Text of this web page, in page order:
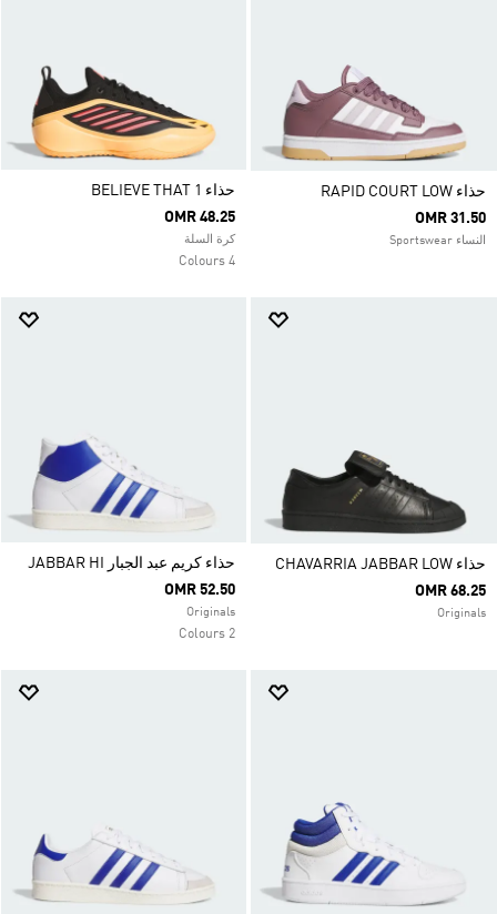
حذاء RAPID COURT LOW
OMR 31.50
النساء Sportswear
حذاء BELIEVE THAT 1
OMR 48.25
كرة السلة
4 Colours
حذاء CHAVARRIA JABBAR LOW
OMR 68.25
Originals
حذاء كريم عبد الجبار JABBAR HI
OMR 52.50
Originals
2 Colours